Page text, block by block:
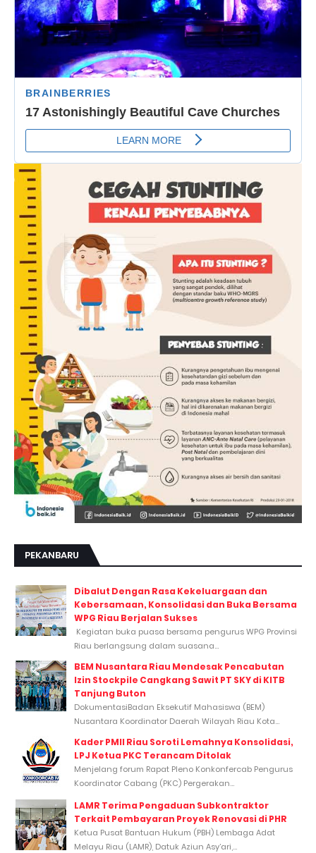
PEKANBARU
Dibalut Dengan Rasa Kekeluargaan dan
Kebersamaan, Konsolidasi dan Buka Bersama
WPG Riau Berjalan Sukses
Kegiatan buka puasa bersama pengurus WPG Provinsi
Riau berlangsung dalam suasana...
BEM Nusantara Riau Mendesak Pencabutan
Izin Stockpile Cangkang Sawit PT SKY di KITB
Tanjung Buton
DokumentasiBadan Eksekutif Mahasiswa (BEM)
Nusantara Koordinator Daerah Wilayah Riau Kota...
Kader PMII Riau Soroti Lemahnya Konsolidasi,
LPJ Ketua PKC Terancam Ditolak
Menjelang forum Rapat Pleno Konkonfercab Pengurus
Koordinator Cabang (PKC) Pergerakan...
LAMR Terima Pengaduan Subkontraktor
Terkait Pembayaran Proyek Renovasi di PHR
Ketua Pusat Bantuan Hukum (PBH) Lembaga Adat
Melayu Riau (LAMR), Datuk Aziun Asy’ari,...